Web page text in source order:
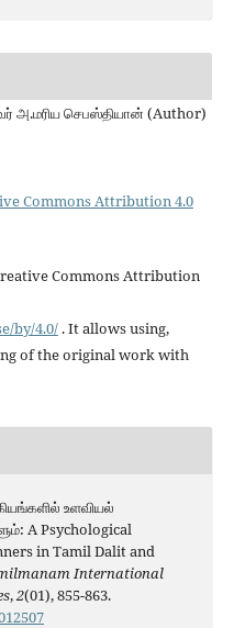
அ.மரிய செபஸ்தியான் (Author)
Commons Attribution 4.0
Commons Attribution
by/4.0/. It allows using,
of the original work with
உளவியல்
A Psychological
in Tamil Dalit and
International
,2(01), 855-863.